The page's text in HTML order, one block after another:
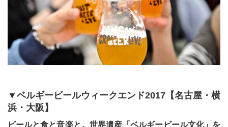
▼ベルギービールウィークエンド2017【名古屋・横
浜・大阪】
ビールと食と音楽と。世界遺産「ベルギービール文化」を